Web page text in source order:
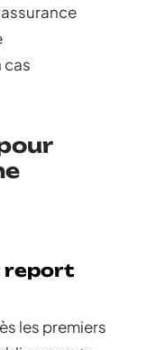
cas
report
les premiers